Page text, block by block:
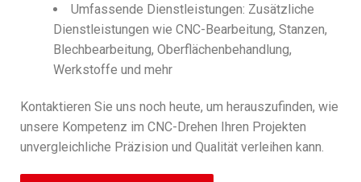
Umfassende Dienstleistungen: Zusätzliche
Dienstleistungen wie CNC-Bearbeitung, Stanzen,
Blechbearbeitung, Oberflächenbehandlung,
Werkstoffe und mehr
Kontaktieren Sie uns noch heute, um herauszufinden, wie
unsere Kompetenz im CNC-Drehen Ihren Projekten
unvergleichliche Präzision und Qualität verleihen kann.